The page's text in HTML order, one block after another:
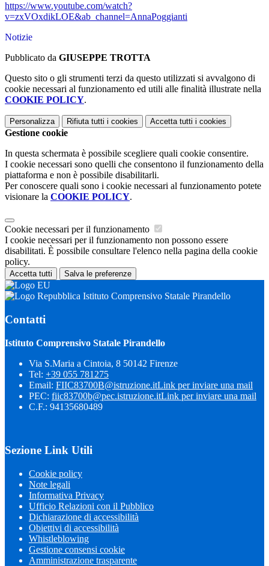
https://www.youtube.com/watch?
v=zxVOxdikLOE&ab_channel=AnnaPoggianti
Notizie
Pubblicato da GIUSEPPE TROTTA
Questo sito o gli strumenti terzi da questo utilizzati si avvalgono di
cookie necessari al funzionamento ed utili alle finalità illustrate nella
COOKIE POLICY.
Personalizza Rifiuta tutti i cookies Accetta tutti i cookies
Gestione cookie
In questa schermata è possibile scegliere quali cookie consentire.
I cookie necessari sono quelli che consentono il funzionamento della
piattaforma e non è possibile disabilitarli.
Per conoscere quali sono i cookie necessari al funzionamento potete
visionare la COOKIE POLICY.
Cookie necessari per il funzionamento
I cookie necessari per il funzionamento non possono essere
disabilitati. È possibile consultare l'elenco nella pagina della cookie
policy.
Accetta tutti Salva le preferenze
Istituto Comprensivo Statale Pirandello
Contatti
Istituto Comprensivo Statale Pirandello
Via S.Maria a Cintoia, 8 50142 Firenze
Tel: +39 055 781275
Email: FIIC83700B@istruzione.itLink per inviare una mail
PEC: fiic83700b@pec.istruzione.itLink per inviare una mail
C.F.: 94135680489
Sezione Link Utili
Cookie policy
Note legali
Informativa Privacy
Ufficio Relazioni con il Pubblico
Dichiarazione di accessibilità
Obiettivi di accessibilità
Whistleblowing
Gestione consensi cookie
Amministrazione trasparente